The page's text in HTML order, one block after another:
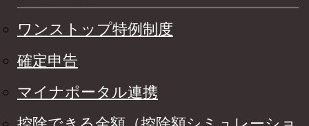
ワンストップ特例制度
確定申告
マイナポータル連携